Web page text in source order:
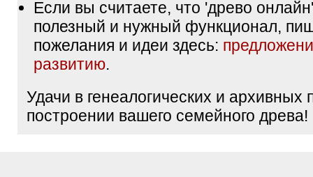
Если вы считаете, что 'древо
полезный и нужный функционал,
пожелания и идеи здесь:
развитию.
Удачи в генеалогических и архивных
построении вашего семейного древа!